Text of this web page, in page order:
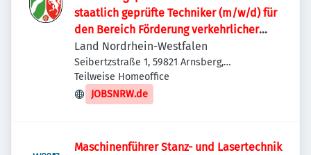
staatlich geprüfte Techniker (m/w/d) für
den Bereich Förderung verkehrlicher
Vorhaben
Land Nordrhein-Westfalen
Seibertzstraße 1, 59821 Arnsberg,
Deutschland
Teilweise Homeoffice
JOBSNRW.de
Maschinenführer Stanz- und Lasertechnik